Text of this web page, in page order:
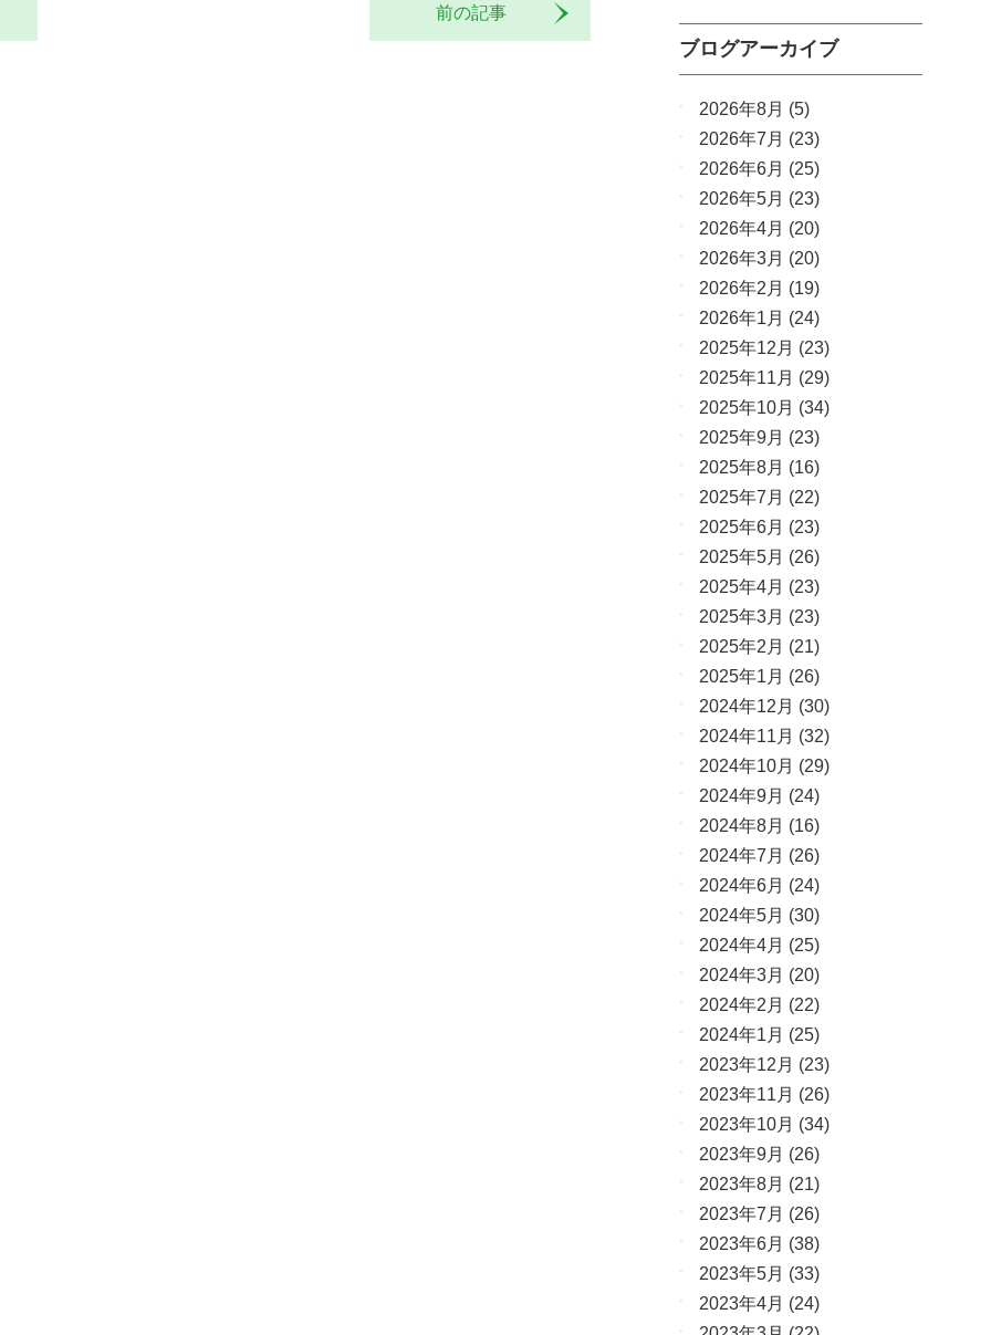
前の記事
ブログアーカイブ
2026年8月 (5)
2026年7月 (23)
2026年6月 (25)
2026年5月 (23)
2026年4月 (20)
2026年3月 (20)
2026年2月 (19)
2026年1月 (24)
2025年12月 (23)
2025年11月 (29)
2025年10月 (34)
2025年9月 (23)
2025年8月 (16)
2025年7月 (22)
2025年6月 (23)
2025年5月 (26)
2025年4月 (23)
2025年3月 (23)
2025年2月 (21)
2025年1月 (26)
2024年12月 (30)
2024年11月 (32)
2024年10月 (29)
2024年9月 (24)
2024年8月 (16)
2024年7月 (26)
2024年6月 (24)
2024年5月 (30)
2024年4月 (25)
2024年3月 (20)
2024年2月 (22)
2024年1月 (25)
2023年12月 (23)
2023年11月 (26)
2023年10月 (34)
2023年9月 (26)
2023年8月 (21)
2023年7月 (26)
2023年6月 (38)
2023年5月 (33)
2023年4月 (24)